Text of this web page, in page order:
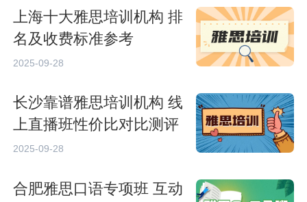
上海十大雅思培训机构 排
名及收费标准参考
2025-09-28
长沙靠谱雅思培训机构 线
上直播班性价比对比测评
2025-09-28
合肥雅思口语专项班 互动